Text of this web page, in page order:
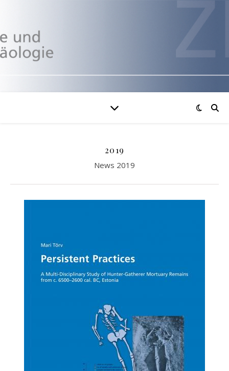
2019
News 2019